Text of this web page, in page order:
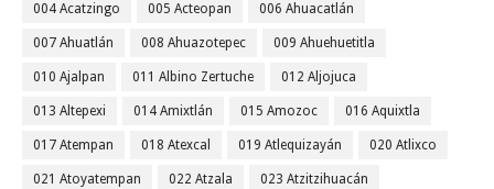
004 Acatzingo 005 Acteopan 006 Ahuacatlán
007 Ahuatlán 008 Ahuazotepec 009 Ahuehuetitla
010 Ajalpan 011 Albino Zertuche 012 Aljojuca
013 Altepexi 014 Amixtlán 015 Amozoc 016 Aquixtla
017 Atempan 018 Atexcal 019 Atlequizayán 020 Atlixco
021 Atoyatempan 022 Atzala 023 Atzitzihuacán